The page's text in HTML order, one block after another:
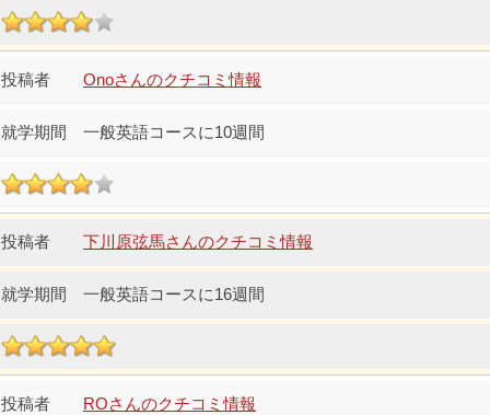
Onoさんのクチコミ情報
一般英語コースに10週間
下川原弦馬さんのクチコミ情報
一般英語コースに16週間
ROさんのクチコミ情報